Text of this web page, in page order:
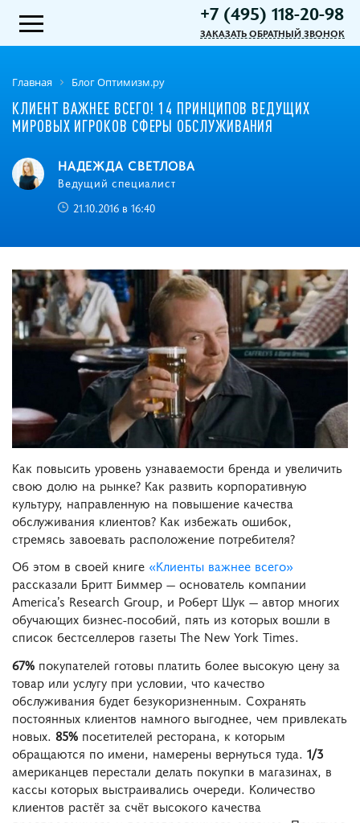
+7 (495) 118-20-98
ЗАКАЗАТЬ ОБРАТНЫЙ ЗВОНОК
Главная Блог Оптимизм.ру
КЛИЕНТ ВАЖНЕЕ ВСЕГО! 14 ПРИНЦИПОВ ВЕДУЩИХ
МИРОВЫХ ИГРОКОВ СФЕРЫ ОБСЛУЖИВАНИЯ
НАДЕЖДА СВЕТЛОВА
Ведущий специалист
21.10.2016 в 16:40
Как повысить уровень узнаваемости бренда и увеличить
свою долю на рынке? Как развить корпоративную
культуру, направленную на повышение качества
обслуживания клиентов? Как избежать ошибок,
стремясь завоевать расположение потребителя?
Об этом в своей книге «Клиенты важнее всего»
рассказали Бритт Биммер — основатель компании
America’s Research Group, и Роберт Шук — автор многих
обучающих бизнес-пособий, пять из которых вошли в
список бестселлеров газеты The New York Times.
67% покупателей готовы платить более высокую цену за
товар или услугу при условии, что качество
обслуживания будет безукоризненным. Сохранять
постоянных клиентов намного выгоднее, чем привлекать
новых. 85% посетителей ресторана, к которым
обращаются по имени, намерены вернуться туда. 1/3
американцев перестали делать покупки в магазинах, в
кассы которых выстраивались очереди. Количество
клиентов растёт за счёт высокого качества